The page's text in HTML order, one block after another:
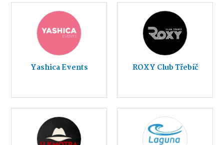
Yashica Events ROXY Club Třebíč